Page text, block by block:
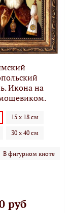
Икона на
15 х 18 см
30 х 40 см
В фигурном киоте
руб